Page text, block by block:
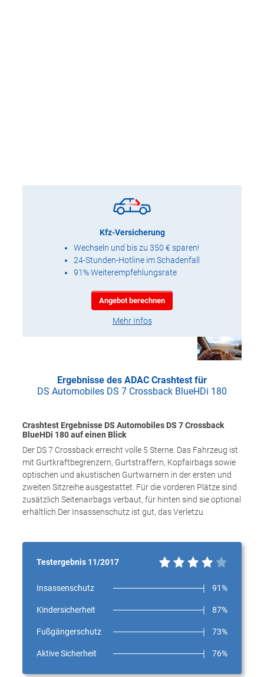
Kfz-Versicherung
Wechseln und bis zu 350 € sparen!
24-Stunden-Hotline im Schadenfall
91% Weiterempfehlungsrate
Angebot berechnen
Mehr Infos
Ergebnisse des ADAC Crashtest für
DS Automobiles DS 7 Crossback BlueHDi 180
Crashtest Ergebnisse DS Automobiles DS 7 Crossback
BlueHDi 180 auf einen Blick
Der DS 7 Crossback erreicht volle 5 Sterne. Das Fahrzeug ist
mit Gurtkraftbegrenzern, Gurtstraffern, Kopfairbags sowie
optischen und akustischen Gurtwarnern in der ersten und
zweiten Sitzreihe ausgestattet. Für die vorderen Plätze sind
zusätzlich Seitenairbags verbaut, für hinten sind sie optional
erhältlich.Der Insassenschutz ist gut, das Verletzu
Testergebnis 11/2017
Insassenschutz 91%
Kindersicherheit 87%
Fußgängerschutz 73%
Aktive Sicherheit 76%